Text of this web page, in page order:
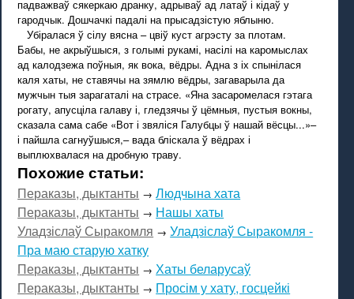
падважваў сякеркаю дранку, адрываў ад латаў і кідаў у
гародчык. Дошчачкі падалі на прысадзістую яблыню.
Убіралася ў сілу вясна – цвіў куст агрэсту за плотам.
Бабы, не акрыўшыся, з голымі рукамі, насілі на каромыслах
ад калодзежа поўныя, як вока, вёдры. Адна з іх спынілася
каля хаты, не ставячы на зямлю вёдры, загаварыла да
мужчын тыя зарагаталі на страсе. «Яна засаромелася гэтага
рогату, апусціла галаву і, гледзячы ў цёмныя, пустыя вокны,
сказала сама сабе «Вот і звяліся Галубцы ў нашай вёсцы...»–
і пайшла сагнуўшыся,– вада бліскала ў вёдрах і
выплюхвалася на дробную траву.
Похожие статьи:
Пераказы, дыктанты →Людчына хата
Пераказы, дыктанты → Нашы хаты
Уладзіслаў Сыракомля →Уладзіслаў Сыракомля -
Пра маю старую хатку
Пераказы, дыктанты →Хаты беларусаў
Пераказы, дыктанты → Просім у хату, госцейкі